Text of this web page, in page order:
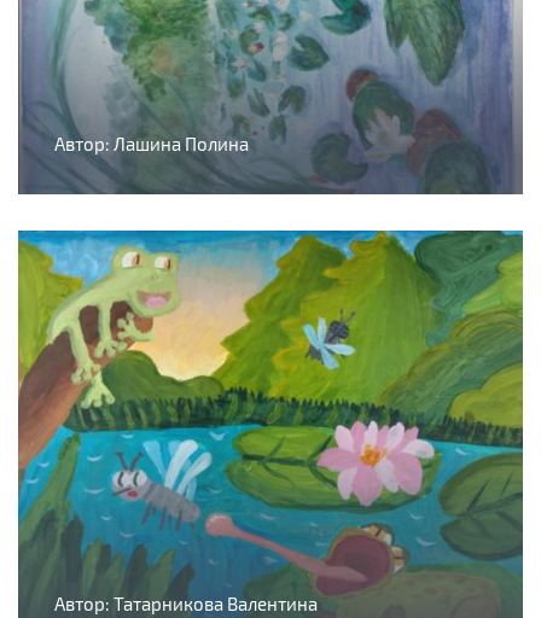
Автор: Лашина Полина
Автор: Татарникова Валентина